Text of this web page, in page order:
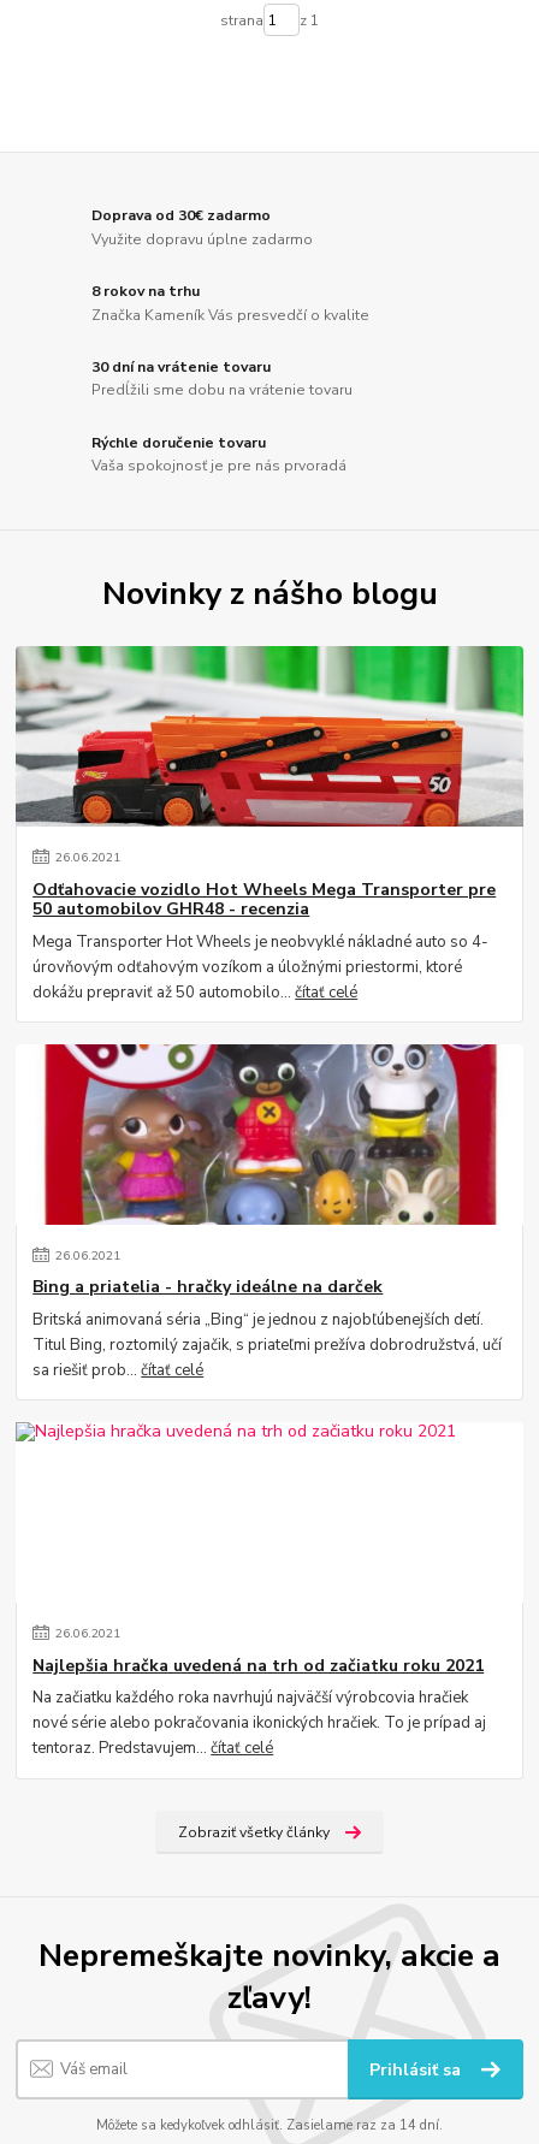
strana z 1
Doprava od 30€ zadarmo
Využite dopravu úplne zadarmo
8 rokov na trhu
Značka Kameník Vás presvedčí o kvalite
30 dní na vrátenie tovaru
Predĺžili sme dobu na vrátenie tovaru
Rýchle doručenie tovaru
Vaša spokojnosť je pre nás prvoradá
Novinky z nášho blogu
26.06.2021
Odťahovacie vozidlo Hot Wheels Mega Transporter pre
50 automobilov GHR48 - recenzia
Mega Transporter Hot Wheels je neobvyklé nákladné auto so 4-
úrovňovým odťahovým vozíkom a úložnými priestormi, ktoré
dokážu prepraviť až 50 automobilo...čítať celé
26.06.2021
Bing a priatelia - hračky ideálne na darček
Britská animovaná séria „Bing“ je jednou z najobľúbenejších detí.
Titul Bing, roztomilý zajačik, s priateľmi prežíva dobrodružstvá, učí
sa riešiť prob...čítať celé
26.06.2021
Najlepšia hračka uvedená na trh od začiatku roku 2021
Na začiatku každého roka navrhujú najväčší výrobcovia hračiek
nové série alebo pokračovania ikonických hračiek. To je prípad aj
tentoraz. Predstavujem...čítať celé
Zobraziť všetky články
Nepremeškajte novinky, akcie a
zľavy!
Prihlásiť sa
Môžete sa kedykoľvek odhlásiť. Zasielame raz za 14 dní.